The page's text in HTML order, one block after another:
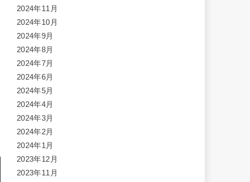
2024年11月
2024年10月
2024年9月
2024年8月
2024年7月
2024年6月
2024年5月
2024年4月
2024年3月
2024年2月
2024年1月
2023年12月
2023年11月